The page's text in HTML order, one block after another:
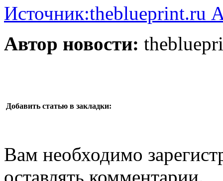
Источник:theblueprint.ru
Автор новости:
Добавить статью в закладки:
Вам необходимо
оставлять комментарии.